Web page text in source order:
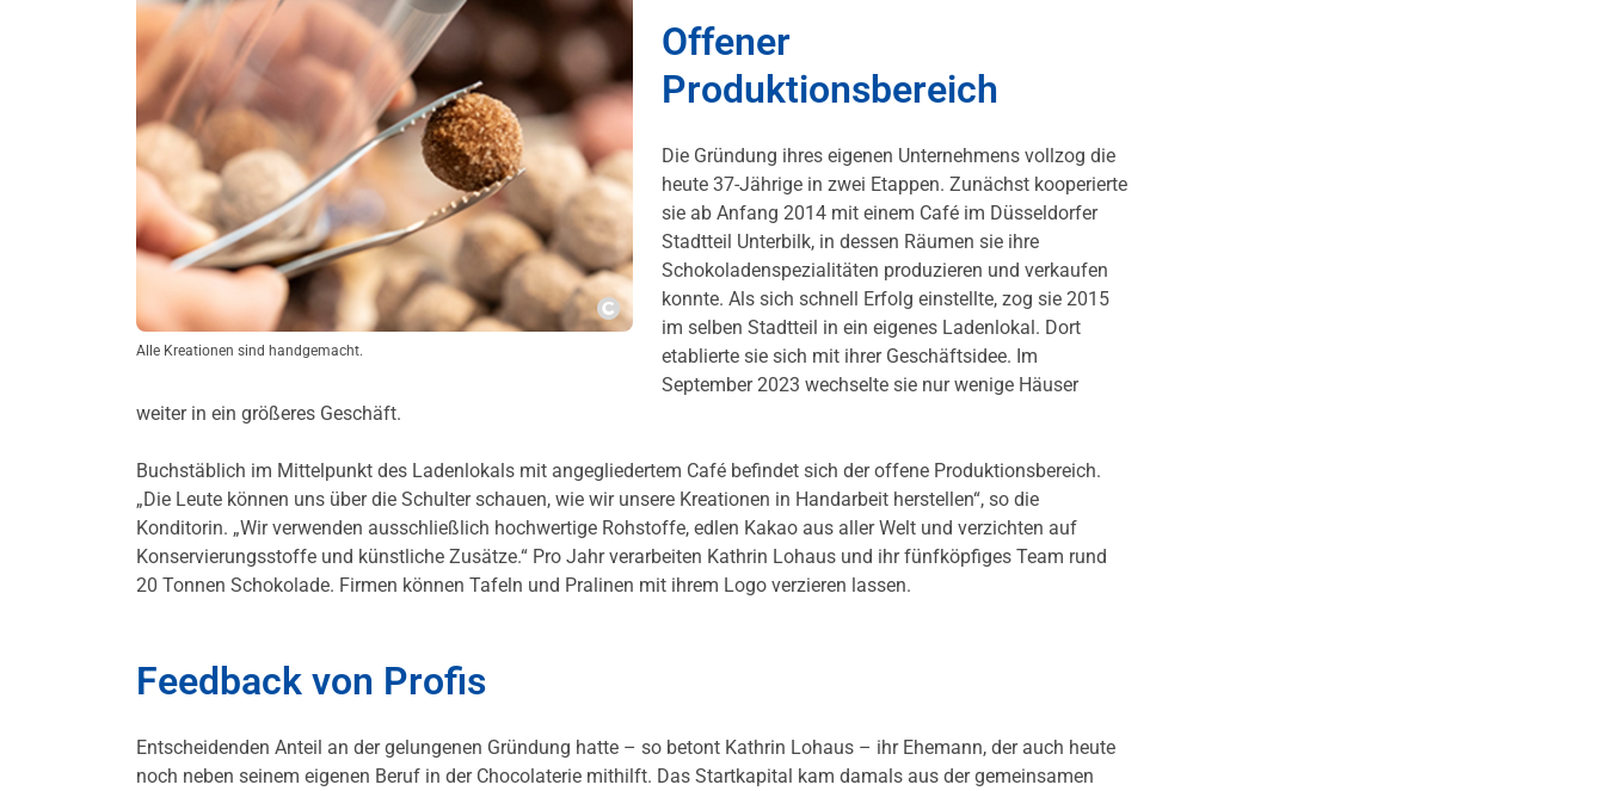
Copyright
Alle Kreationen sind handgemacht.
Offener
Produktionsbereich
Die Gründung ihres eigenen Unternehmens vollzog die
heute 37-Jährige in zwei Etappen. Zunächst kooperierte
sie ab Anfang 2014 mit einem Café im Düsseldorfer
Stadtteil Unterbilk, in dessen Räumen sie ihre
Schokoladenspezialitäten produzieren und verkaufen
konnte. Als sich schnell Erfolg einstellte, zog sie 2015
im selben Stadtteil in ein eigenes Ladenlokal. Dort
etablierte sie sich mit ihrer Geschäftsidee. Im
September 2023 wechselte sie nur wenige Häuser
weiter in ein größeres Geschäft.
Buchstäblich im Mittelpunkt des Ladenlokals mit angegliedertem Café befindet sich der offene Produktionsbereich.
„Die Leute können uns über die Schulter schauen, wie wir unsere Kreationen in Handarbeit herstellen“, so die
Konditorin. „Wir verwenden ausschließlich hochwertige Rohstoffe, edlen Kakao aus aller Welt und verzichten auf
Konservierungsstoffe und künstliche Zusätze.“ Pro Jahr verarbeiten Kathrin Lohaus und ihr fünfköpfiges Team rund
20 Tonnen Schokolade. Firmen können Tafeln und Pralinen mit ihrem Logo verzieren lassen.
Feedback von Profis
Entscheidenden Anteil an der gelungenen Gründung hatte – so betont Kathrin Lohaus – ihr Ehemann, der auch heute
noch neben seinem eigenen Beruf in der Chocolaterie mithilft. Das Startkapital kam damals aus der gemeinsamen